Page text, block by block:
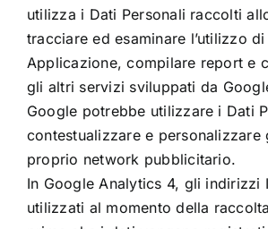
utilizza i Dati Personali raccolti
tracciare ed esaminare l’utilizzo di
Applicazione, compilare report e
gli altri servizi sviluppati da
Google potrebbe utilizzare i Dati
contestualizzare e personalizzare
proprio network pubblicitario.
In Google Analytics 4, gli indirizzi
utilizzati al momento della